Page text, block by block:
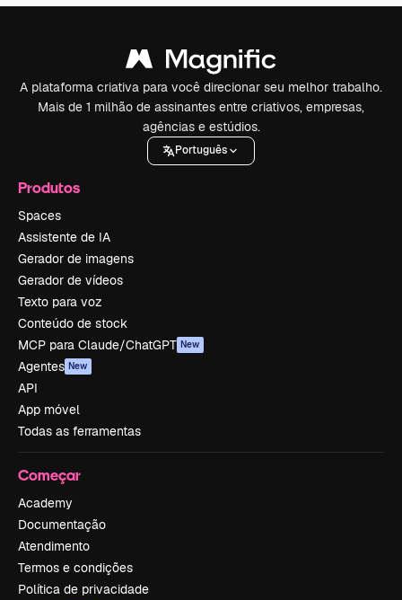
A plataforma criativa para você direcionar seu melhor trabalho.
Mais de 1 milhão de assinantes entre criativos, empresas,
agências e estúdios.
Português
Produtos
Spaces
Assistente de IA
Gerador de imagens
Gerador de vídeos
Texto para voz
Conteúdo de stock
MCP para Claude/ChatGPT New
Agentes New
API
App móvel
Todas as ferramentas
Começar
Academy
Documentação
Atendimento
Termos e condições
Política de privacidade